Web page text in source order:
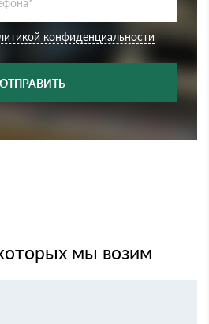
конфиденциальности
ОТПРАВИТЬ
мы возим